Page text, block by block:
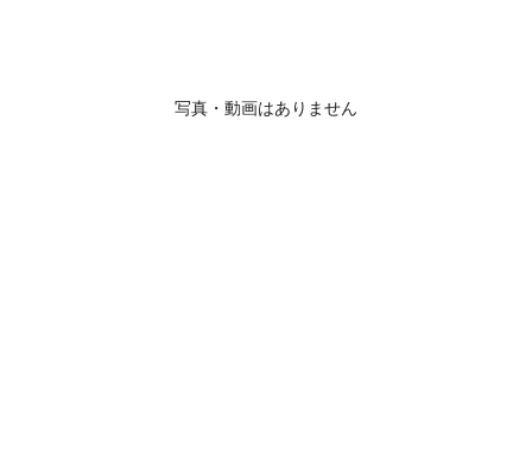
写真・動画はありません